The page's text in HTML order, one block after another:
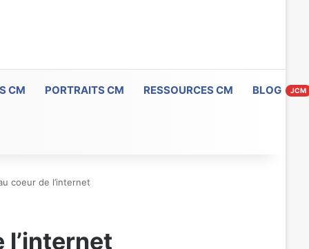
CM PORTRAITS CM RESSOURCES CM BLOG JCM
coeur de l’internet
l’internet